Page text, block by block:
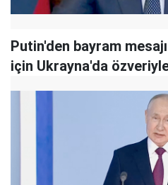
Putin'den bayram
için Ukrayna'da